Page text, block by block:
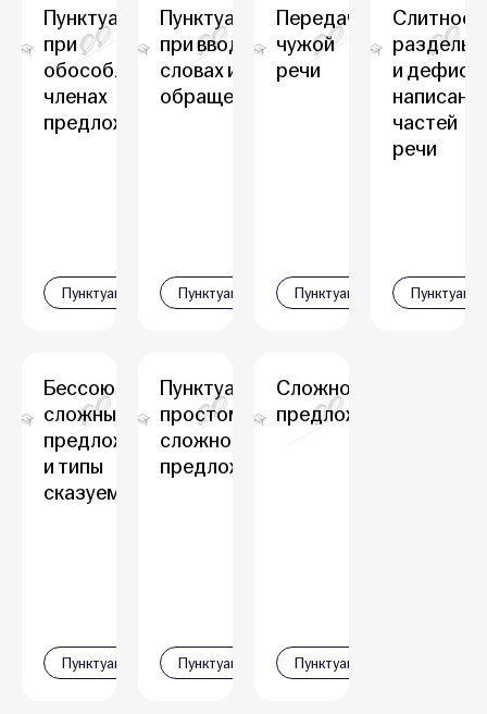
Пунктуация
при
обособленных
членах
предложения
Пунктуация
Пунктуация
при вводных
словах и
обращениях
Пунктуация
Передача
чужой
речи
Пунктуация
Слитное,
и
частей
речи
Пунктуация
Бессоюзные
сложные
предложения
и типы
сказуемых
Пунктуация
Пунктуация в
простом и
сложносочиненном
предложении
Пунктуация
Сложноподчинённое
предложение
Пунктуация